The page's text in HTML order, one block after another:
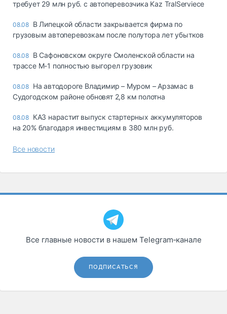
требует 29 млн руб. с автоперевозчика Kaz TralServiece
08.08 В Липецкой области закрывается фирма по
грузовым автоперевозкам после полутора лет убытков
08.08 В Сафоновском округе Смоленской области на
трассе М-1 полностью выгорел грузовик
08.08 На автодороге Владимир – Муром – Арзамас в
Судогодском районе обновят 2,8 км полотна
08.08 КАЗ нарастит выпуск стартерных аккумуляторов
на 20% благодаря инвестициям в 380 млн руб.
Все новости
Все главные новости в нашем Telegram‑канале
ПОДПИСАТЬСЯ